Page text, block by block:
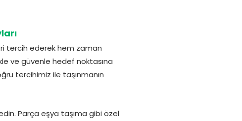
tercih ederek hem zaman
ve güvenle hedef noktasına
tercihimiz ile taşınmanın
Parça eşya taşıma gibi özel